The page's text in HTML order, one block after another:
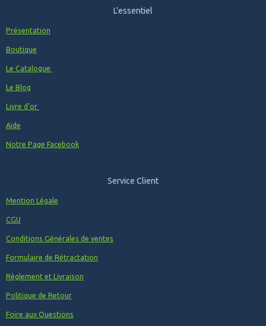
L'essentiel
Présentation
Boutique
Le Catalogue
Le Blog
Livre d'or
Aide
Notre Page Facebook
Service Client
Mention Légale
CGU
Conditions Générales de ventes
Formulaire de Rétractation
Règlement et Livraison
Politique de Retour
Foire aux Questions